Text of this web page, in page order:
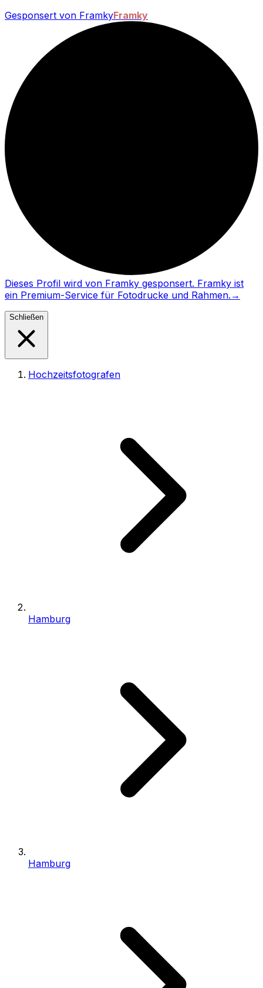
Gesponsert von FramkyFramky
Dieses Profil wird von Framky gesponsert. Framky ist
ein Premium-Service für Fotodrucke und Rahmen. →
Schließen
Hochzeitsfotografen
Hamburg
Hamburg